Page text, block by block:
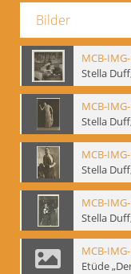
Bilder
MCB-
Stella
MCB-
Stella
MCB-
Stella
MCB-
Stella
MCB-
Etüde